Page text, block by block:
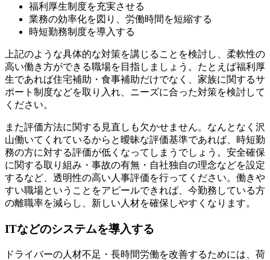
福利厚生制度を充実させる
業務の効率化を図り、労働時間を短縮する
時短勤務制度を導入する
上記のような具体的な対策を講じることを検討し、柔軟性の
高い働き方ができる職場を目指しましょう。たとえば福利厚
生であれば住宅補助・食事補助だけでなく、家族に関するサ
ポート制度などを取り入れ、ニーズに合った対策を検討して
ください。
また評価方法に関する見直しも欠かせません。なんとなく沢
山働いてくれているからと曖昧な評価基準であれば、時短勤
務の方に対する評価が低くなってしまうでしょう。安全確保
に関する取り組み・事故の有無・自社独自の理念などを設定
するなど、透明性の高い人事評価を行ってください。働きや
すい職場ということをアピールできれば、今勤務している方
の離職率を減らし、新しい人材を確保しやすくなります。
ITなどのシステムを導入する
ドライバーの人材不足・長時間労働を改善するためには、荷